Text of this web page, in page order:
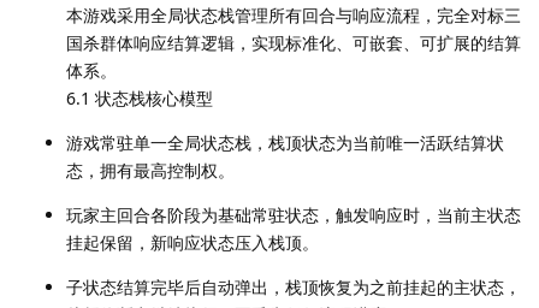
本游戏采用全局状态栈管理所有回合与响应流程，完全对标三
国杀群体响应结算逻辑，实现标准化、可嵌套、可扩展的结算
体系。
6.1 状态栈核心模型
游戏常驻单一全局状态栈，栈顶状态为当前唯一活跃结算状
态，拥有最高控制权。
玩家主回合各阶段为基础常驻状态，触发响应时，当前主状态
挂起保留，新响应状态压入栈顶。
子状态结算完毕后自动弹出，栈顶恢复为之前挂起的主状态，